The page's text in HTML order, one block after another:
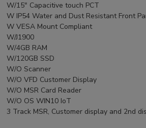
W/15" Capacitive touch PCT
W IP54 Water and Dust Resistant Front
W VESA Mount Compliant
W/J1900
W/4GB RAM
W/120GB SSD
W/O Scanner
W/O VFD Customer Display
W/O MSR Card Reader
W/O OS WIN10 IoT
3 Track MSR, Customer display and 2nd